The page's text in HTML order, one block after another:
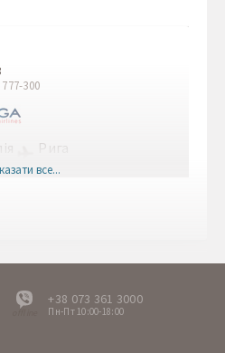
300
Рига
800 NG
все...
offline
+38 073 361 3000
Пн-Пт 10:00-18:00